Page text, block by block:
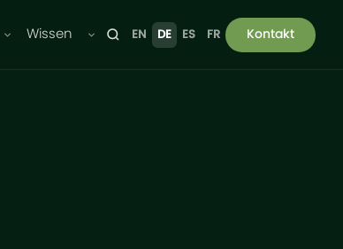
Wissen EN DE ES FR Kontakt